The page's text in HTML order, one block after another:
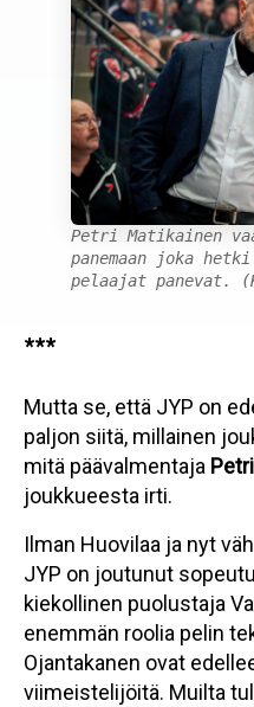
Petri Matikainen
panemaan joka
pelaajat panevat.
***
Mutta se, että JYP on
paljon siitä, millainen
mitä päävalmentaja
joukkueesta irti.
Ilman Huovilaa ja nyt
JYP on joutunut
kiekollinen puolustaja
enemmän roolia pelin
Ojantakanen ovat
viimeistelijöitä. Muilta